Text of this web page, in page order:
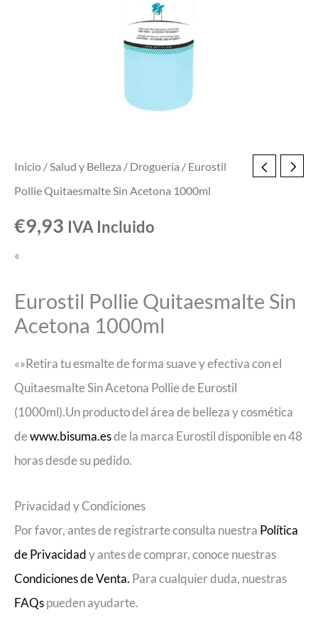
Inicio /Salud y Belleza / Droguería / Eurostil
Pollie Quitaesmalte Sin Acetona 1000ml
€9,93 IVA Incluido
«
Eurostil Pollie Quitaesmalte Sin
Acetona 1000ml
«»Retira tu esmalte de forma suave y efectiva con el
Quitaesmalte Sin Acetona Pollie de Eurostil
(1000ml).Un producto del área de belleza y cosmética
dewww.bisuma.esde la marca Eurostil disponible en 48
horas desde su pedido.
Privacidad y Condiciones
Por favor, antes de registrarte consulta nuestra Política
de Privacidady antes de comprar, conoce nuestras
Condiciones de Venta. Para cualquier duda, nuestras
FAQspueden ayudarte.